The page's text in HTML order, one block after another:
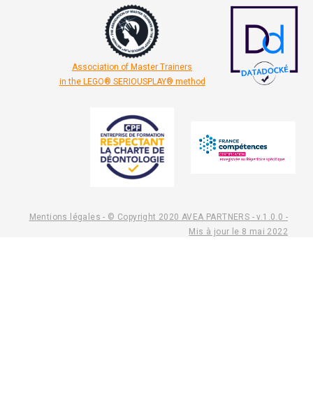
Association of Master Trainers
in the LEGO® SERIOUSPLAY® method
Mentions légales - © Copyright 2020 AVEA PARTNERS - v.1.0.0 -
Mis à jour le 8 mai 2022